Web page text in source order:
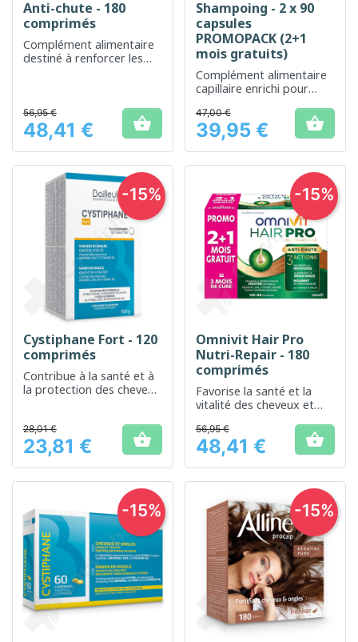
Anti-chute - 180
comprimés
Complément alimentaire
destiné à renforcer les
Prix
56,95 €
48,41 € 
Shampoing - 2 x 90
capsules
PROMOPACK (2+1
mois gratuits)
Complément alimentaire
capillaire enrichi pour
le cuir chevelu
Prix
47,00 €
39,95 € 
Cystiphane Fort - 120
comprimés
Contribue à la santé et à
la protection des cheveux
Prix
28,01 €
23,81 € 
-15%
Omnivit Hair Pro
Nutri-Repair - 180
comprimés
Favorise la santé et la
vitalité des cheveux et
Prix
56,95 €
48,41 € 
-15%
-15% -15%